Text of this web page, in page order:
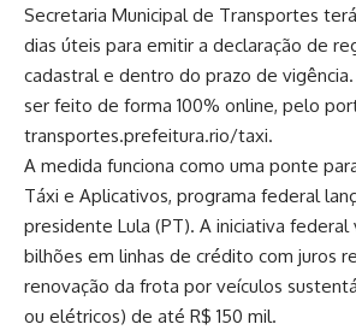
Secretaria Municipal de Transportes
dias úteis para emitir a declaração de
cadastral e dentro do prazo de
ser feito de forma 100% online, pelo
transportes.prefeitura.rio/taxi.
A medida funciona como uma ponte
Táxi e Aplicativos, programa federal
presidente Lula (PT). A iniciativa federal
bilhões em linhas de crédito com juros
renovação da frota por veículos
ou elétricos) de até R$ 150 mil.